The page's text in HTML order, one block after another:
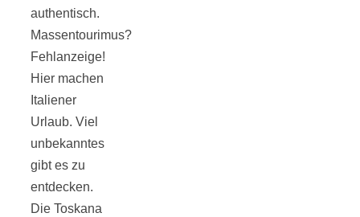
authentisch.
Massentourimus?
Fehlanzeige!
Hier machen
Italiener
Urlaub. Viel
unbekanntes
gibt es zu
entdecken.
Die Toskana